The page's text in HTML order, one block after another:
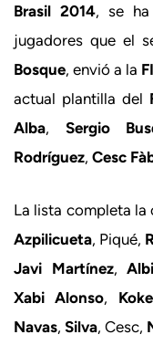
Brasil 2014, se
jugadores que el
Bosque, envió a la
actual plantilla del
Alba, Sergio
Rodríguez, Cesc
La lista completa
Azpilicueta, Piqué,
Javi Martínez,
Xabi Alonso, Koke
Navas,Silva, Cesc,